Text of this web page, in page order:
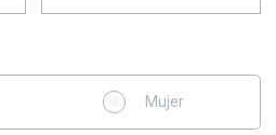
Mujer